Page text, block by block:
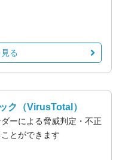
る
ク （VirusTotal）
ーによる脅威判定・不正
とができます